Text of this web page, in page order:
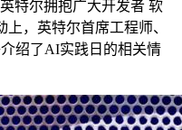
特尔拥抱广大开发者 软
，英特尔首席工程师、
绍了AI实践日的相关情